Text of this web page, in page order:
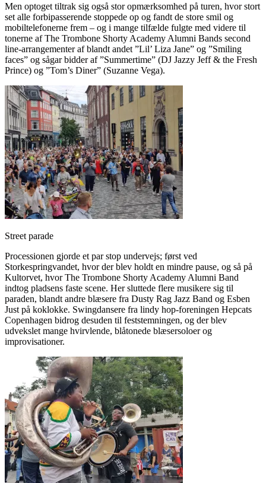
Men optoget tiltrak sig også stor opmærksomhed på turen, hvor stort
set alle forbipasserende stoppede op og fandt de store smil og
mobiltelefonerne frem – og i mange tilfælde fulgte med videre til
tonerne af The Trombone Shorty Academy Alumni Bands second
line-arrangementer af blandt andet ”Lil’ Liza Jane” og ”Smiling
faces” og sågar bidder af ”Summertime” (DJ Jazzy Jeff & the Fresh
Prince) og ”Tom’s Diner” (Suzanne Vega).
Street parade
Processionen gjorde et par stop undervejs; først ved
Storkespringvandet, hvor der blev holdt en mindre pause, og så på
Kultorvet, hvor The Trombone Shorty Academy Alumni Band
indtog pladsens faste scene. Her sluttede flere musikere sig til
paraden, blandt andre blæsere fra Dusty Rag Jazz Band og Esben
Just på koklokke. Swingdansere fra lindy hop-foreningen Hepcats
Copenhagen bidrog desuden til feststemningen, og der blev
udvekslet mange hvirvlende, blåtonede blæsersoloer og
improvisationer.